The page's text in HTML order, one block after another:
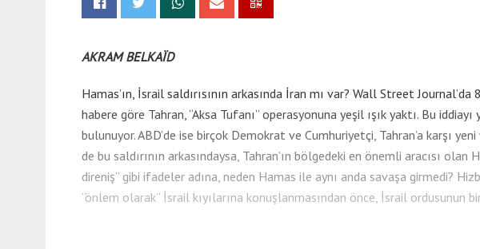
AKRAM BELKAÏD
Hamas’ın, İsrail saldırısının arkasında İran mı var? Wall Street
habere göre Tahran, “Aksa Tufanı” operasyonuna yeşil ışık yaktı. Bu
bulunuyor. ABD’de ise birçok Demokrat ve Cumhuriyetçi, Tahran’a karşı
de bu saldırının arkasındaysa, Tahran’ın bölgedeki en önemli aracısı
direniş” gibi ifadeler adına, neden Hamas ile aynı anda savaşa girmedi?
“önlem olarak” İsrail kıyılarına konuşlanmasından önce, İsrail ordusunun